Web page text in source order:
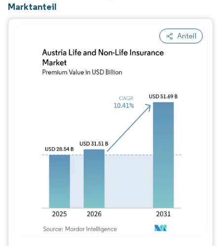
Marktanteil
Anteil
Bild © Mordor Intelligence.